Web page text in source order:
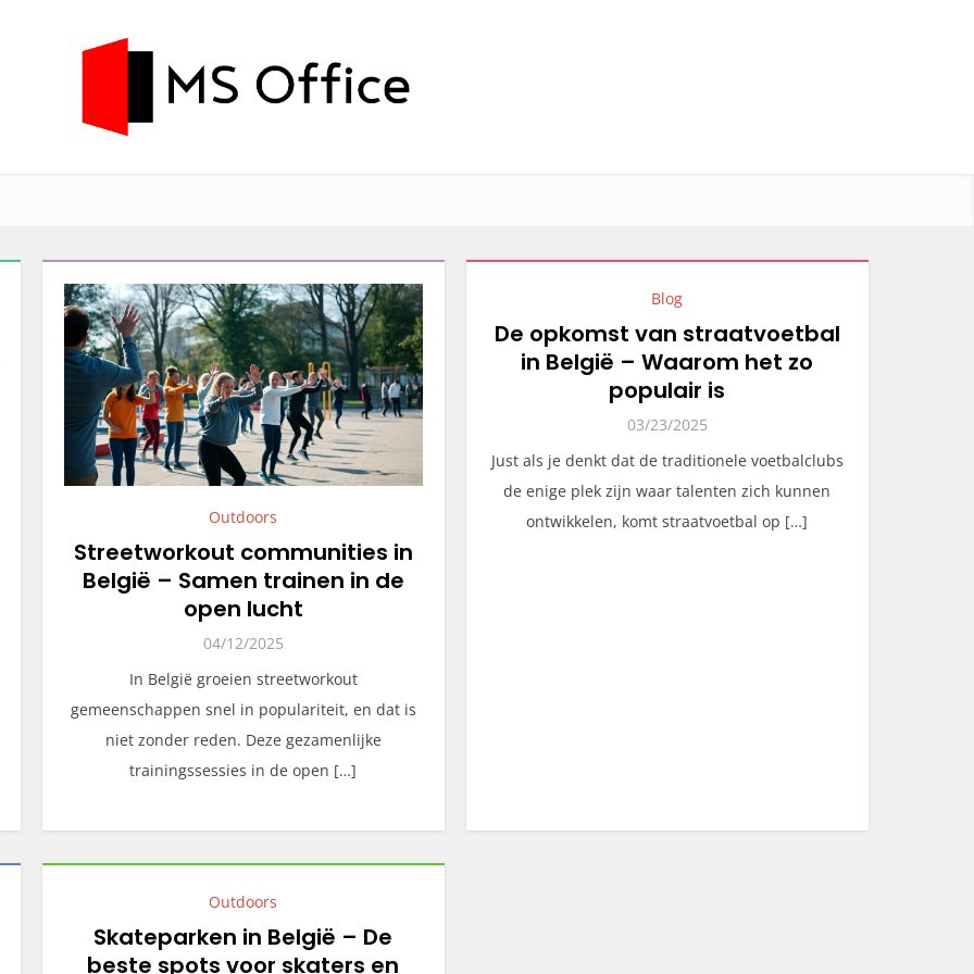
Outdoors
Streetworkout communities in
België – Samen trainen in de
open lucht
04/12/2025
In België groeien streetworkout
gemeenschappen snel in populariteit, en dat is
niet zonder reden. Deze gezamenlijke
trainingssessies in de open […]
Blog
De opkomst van straatvoetbal
in België – Waarom het zo
populair is
03/23/2025
Just als je denkt dat de traditionele voetbalclubs
de enige plek zijn waar talenten zich kunnen
ontwikkelen, komt straatvoetbal op […]
Outdoors
Skateparken in België – De
beste spots voor skaters en